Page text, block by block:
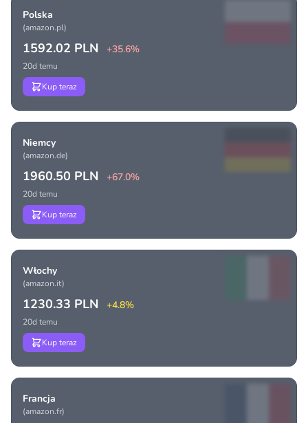
Polska
(amazon.pl)
1592.02 PLN +35.6%
20d temu
Kup teraz
Niemcy
(amazon.de)
1960.50 PLN +67.0%
20d temu
Kup teraz
Włochy
(amazon.it)
1230.33 PLN +4.8%
20d temu
Kup teraz
Francja
(amazon.fr)